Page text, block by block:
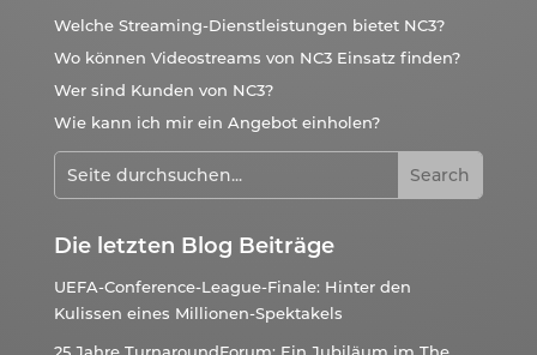
Welche Streaming-Dienstleistungen bietet NC3?
Wo können Videostreams von NC3 Einsatz finden?
Wer sind Kunden von NC3?
Wie kann ich mir ein Angebot einholen?
Die letzten Blog Beiträge
UEFA-Conference-League-Finale: Hinter den
Kulissen eines Millionen-Spektakels